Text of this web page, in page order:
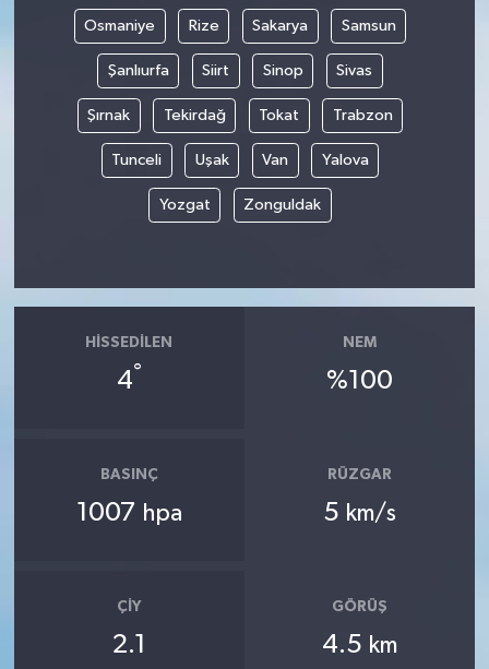
Osmaniye Rize Sakarya Samsun
Şanlıurfa Siirt Sinop Sivas
Şırnak Tekirdağ Tokat Trabzon
Tunceli Uşak Van Yalova
Yozgat Zonguldak
HISSEDILEN
4°
NEM
%100
BASINÇ
1007 hpa
RÜZGAR
5 km/s
ÇIY
2.1
GÖRÜŞ
4.5 km